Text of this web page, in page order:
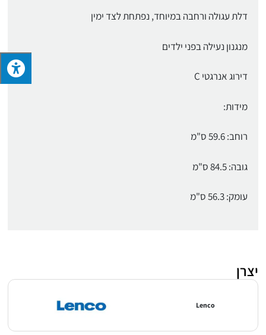
דלת עגולה ורחבה במיוחד, נפתחת לצד ימין
מנגנון נעילה בפני ילדים
דירוג אנרגטי C
מידות:
רוחב: 59.6 ס"מ
גובה: 84.5 ס"מ
עומק: 56.3 ס"מ
יצרן
Lenco